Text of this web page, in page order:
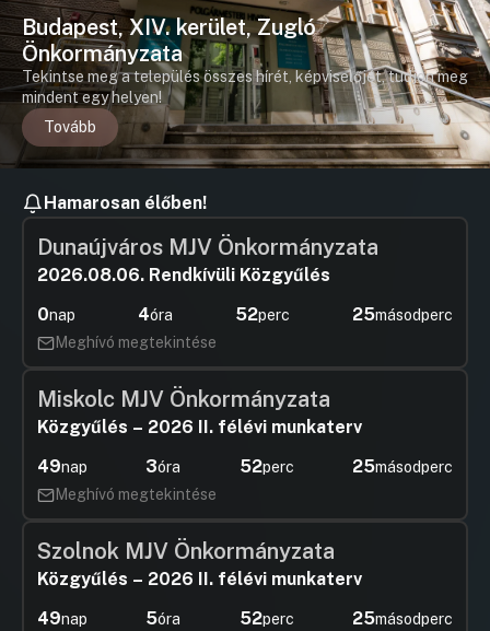
Budapest, XIV. kerület, Zugló
Önkormányzata
Tekintse meg a település összes hírét, képviselőjét, tudjon meg
mindent egy helyen!
Tovább
Hamarosan élőben!
Dunaújváros MJV Önkormányzata
2026.08.06. Rendkívüli Közgyűlés
0nap 4óra 52perc 24másodperc
Meghívó megtekintése
Miskolc MJV Önkormányzata
Közgyűlés – 2026 II. félévi munkaterv
49nap 3óra 52perc 24másodperc
Meghívó megtekintése
Szolnok MJV Önkormányzata
Közgyűlés – 2026 II. félévi munkaterv
49nap 5óra 52perc 24másodperc